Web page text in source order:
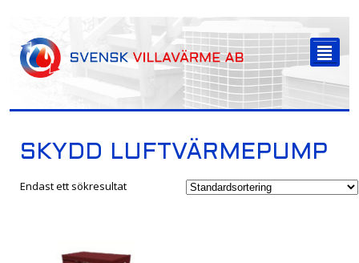
²
SKYDD LUFTVÄRMEPUMP
Endast ett sökresultat